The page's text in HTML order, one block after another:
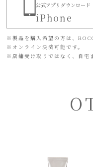
公式アプリダウンロード
iPhone
※製品を購入希望の方は、
※ オンライン決済可能です。
※店舗受け取りではなく、自宅